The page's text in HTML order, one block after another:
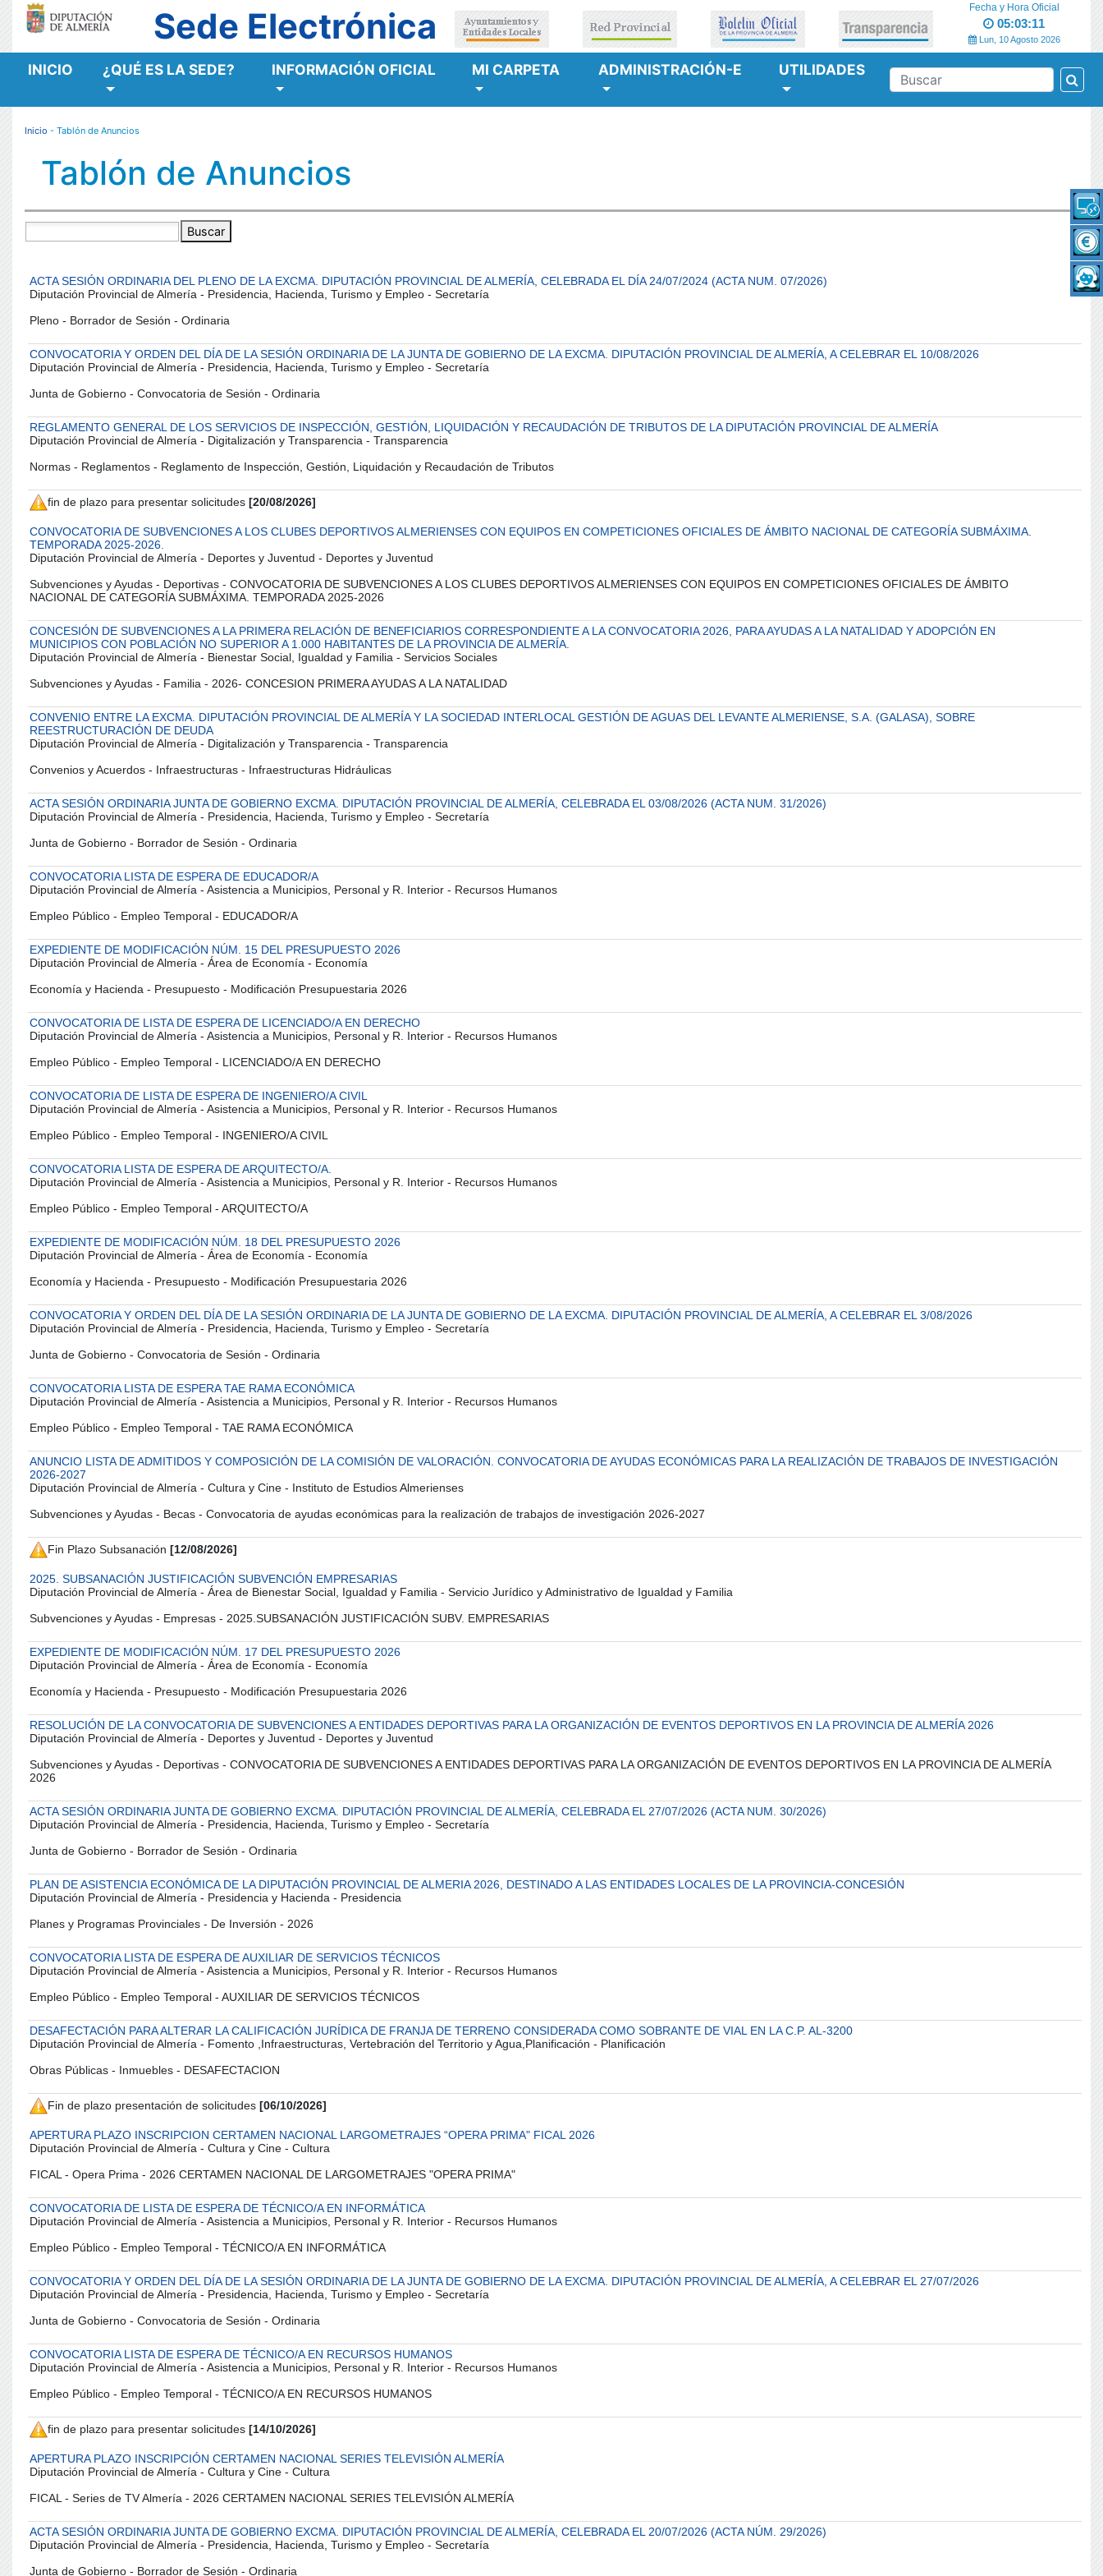
Sede Electrónica Fecha y Hora Oficial
05:03:12
Lun, 10 Agosto 2026
MENÚ RESPONSIVE
INICIO ¿QUÉ ES LA SEDE? INFORMACIÓN OFICIAL MI CARPETA ADMINISTRACIÓN-E UTILIDADES
BUSCAR
Inicio - Tablón de Anuncios
Tablón de Anuncios
Buscar
ACTA SESIÓN ORDINARIA DEL PLENO DE LA EXCMA. DIPUTACIÓN PROVINCIAL DE ALMERÍA, CELEBRADA EL DÍA 24/07/2024 (ACTA NUM. 07/2026)
Diputación Provincial de Almería - Presidencia, Hacienda, Turismo y Empleo - Secretaría
Pleno - Borrador de Sesión - Ordinaria
CONVOCATORIA Y ORDEN DEL DÍA DE LA SESIÓN ORDINARIA DE LA JUNTA DE GOBIERNO DE LA EXCMA. DIPUTACIÓN PROVINCIAL DE ALMERÍA, A CELEBRAR EL 10/08/2026
Diputación Provincial de Almería - Presidencia, Hacienda, Turismo y Empleo - Secretaría
Junta de Gobierno - Convocatoria de Sesión - Ordinaria
REGLAMENTO GENERAL DE LOS SERVICIOS DE INSPECCIÓN, GESTIÓN, LIQUIDACIÓN Y RECAUDACIÓN DE TRIBUTOS DE LA DIPUTACIÓN PROVINCIAL DE ALMERÍA
Diputación Provincial de Almería - Digitalización y Transparencia - Transparencia
Normas - Reglamentos - Reglamento de Inspección, Gestión, Liquidación y Recaudación de Tributos
fin de plazo para presentar solicitudes [20/08/2026]
CONVOCATORIA DE SUBVENCIONES A LOS CLUBES DEPORTIVOS ALMERIENSES CON EQUIPOS EN COMPETICIONES OFICIALES DE ÁMBITO NACIONAL DE CATEGORÍA SUBMÁXIMA.
TEMPORADA 2025-2026.
Diputación Provincial de Almería - Deportes y Juventud - Deportes y Juventud
Subvenciones y Ayudas - Deportivas - CONVOCATORIA DE SUBVENCIONES A LOS CLUBES DEPORTIVOS ALMERIENSES CON EQUIPOS EN COMPETICIONES OFICIALES DE ÁMBITO
NACIONAL DE CATEGORÍA SUBMÁXIMA. TEMPORADA 2025-2026
CONCESIÓN DE SUBVENCIONES A LA PRIMERA RELACIÓN DE BENEFICIARIOS CORRESPONDIENTE A LA CONVOCATORIA 2026, PARA AYUDAS A LA NATALIDAD Y ADOPCIÓN EN
MUNICIPIOS CON POBLACIÓN NO SUPERIOR A 1.000 HABITANTES DE LA PROVINCIA DE ALMERÍA.
Diputación Provincial de Almería - Bienestar Social, Igualdad y Familia - Servicios Sociales
Subvenciones y Ayudas - Familia - 2026- CONCESION PRIMERA AYUDAS A LA NATALIDAD
CONVENIO ENTRE LA EXCMA. DIPUTACIÓN PROVINCIAL DE ALMERÍA Y LA SOCIEDAD INTERLOCAL GESTIÓN DE AGUAS DEL LEVANTE ALMERIENSE, S.A. (GALASA), SOBRE
REESTRUCTURACIÓN DE DEUDA
Diputación Provincial de Almería - Digitalización y Transparencia - Transparencia
Convenios y Acuerdos - Infraestructuras - Infraestructuras Hidráulicas
ACTA SESIÓN ORDINARIA JUNTA DE GOBIERNO EXCMA. DIPUTACIÓN PROVINCIAL DE ALMERÍA, CELEBRADA EL 03/08/2026 (ACTA NUM. 31/2026)
Diputación Provincial de Almería - Presidencia, Hacienda, Turismo y Empleo - Secretaría
Junta de Gobierno - Borrador de Sesión - Ordinaria
CONVOCATORIA LISTA DE ESPERA DE EDUCADOR/A
Diputación Provincial de Almería - Asistencia a Municipios, Personal y R. Interior - Recursos Humanos
Empleo Público - Empleo Temporal - EDUCADOR/A
EXPEDIENTE DE MODIFICACIÓN NÚM. 15 DEL PRESUPUESTO 2026
Diputación Provincial de Almería - Área de Economía - Economía
Economía y Hacienda - Presupuesto - Modificación Presupuestaria 2026
CONVOCATORIA DE LISTA DE ESPERA DE LICENCIADO/A EN DERECHO
Diputación Provincial de Almería - Asistencia a Municipios, Personal y R. Interior - Recursos Humanos
Empleo Público - Empleo Temporal - LICENCIADO/A EN DERECHO
CONVOCATORIA DE LISTA DE ESPERA DE INGENIERO/A CIVIL
Diputación Provincial de Almería - Asistencia a Municipios, Personal y R. Interior - Recursos Humanos
Empleo Público - Empleo Temporal - INGENIERO/A CIVIL
CONVOCATORIA LISTA DE ESPERA DE ARQUITECTO/A.
Diputación Provincial de Almería - Asistencia a Municipios, Personal y R. Interior - Recursos Humanos
Empleo Público - Empleo Temporal - ARQUITECTO/A
EXPEDIENTE DE MODIFICACIÓN NÚM. 18 DEL PRESUPUESTO 2026
Diputación Provincial de Almería - Área de Economía - Economía
Economía y Hacienda - Presupuesto - Modificación Presupuestaria 2026
CONVOCATORIA Y ORDEN DEL DÍA DE LA SESIÓN ORDINARIA DE LA JUNTA DE GOBIERNO DE LA EXCMA. DIPUTACIÓN PROVINCIAL DE ALMERÍA, A CELEBRAR EL 3/08/2026
Diputación Provincial de Almería - Presidencia, Hacienda, Turismo y Empleo - Secretaría
Junta de Gobierno - Convocatoria de Sesión - Ordinaria
CONVOCATORIA LISTA DE ESPERA TAE RAMA ECONÓMICA
Diputación Provincial de Almería - Asistencia a Municipios, Personal y R. Interior - Recursos Humanos
Empleo Público - Empleo Temporal - TAE RAMA ECONÓMICA
ANUNCIO LISTA DE ADMITIDOS Y COMPOSICIÓN DE LA COMISIÓN DE VALORACIÓN. CONVOCATORIA DE AYUDAS ECONÓMICAS PARA LA REALIZACIÓN DE TRABAJOS DE INVESTIGACIÓN
2026-2027
Diputación Provincial de Almería - Cultura y Cine - Instituto de Estudios Almerienses
Subvenciones y Ayudas - Becas - Convocatoria de ayudas económicas para la realización de trabajos de investigación 2026-2027
Fin Plazo Subsanación [12/08/2026]
2025. SUBSANACIÓN JUSTIFICACIÓN SUBVENCIÓN EMPRESARIAS
Diputación Provincial de Almería - Área de Bienestar Social, Igualdad y Familia - Servicio Jurídico y Administrativo de Igualdad y Familia
Subvenciones y Ayudas - Empresas - 2025.SUBSANACIÓN JUSTIFICACIÓN SUBV. EMPRESARIAS
EXPEDIENTE DE MODIFICACIÓN NÚM. 17 DEL PRESUPUESTO 2026
Diputación Provincial de Almería - Área de Economía - Economía
Economía y Hacienda - Presupuesto - Modificación Presupuestaria 2026
RESOLUCIÓN DE LA CONVOCATORIA DE SUBVENCIONES A ENTIDADES DEPORTIVAS PARA LA ORGANIZACIÓN DE EVENTOS DEPORTIVOS EN LA PROVINCIA DE ALMERÍA 2026
Diputación Provincial de Almería - Deportes y Juventud - Deportes y Juventud
Subvenciones y Ayudas - Deportivas - CONVOCATORIA DE SUBVENCIONES A ENTIDADES DEPORTIVAS PARA LA ORGANIZACIÓN DE EVENTOS DEPORTIVOS EN LA PROVINCIA DE ALMERÍA
2026
ACTA SESIÓN ORDINARIA JUNTA DE GOBIERNO EXCMA. DIPUTACIÓN PROVINCIAL DE ALMERÍA, CELEBRADA EL 27/07/2026 (ACTA NUM. 30/2026)
Diputación Provincial de Almería - Presidencia, Hacienda, Turismo y Empleo - Secretaría
Junta de Gobierno - Borrador de Sesión - Ordinaria
PLAN DE ASISTENCIA ECONÓMICA DE LA DIPUTACIÓN PROVINCIAL DE ALMERIA 2026, DESTINADO A LAS ENTIDADES LOCALES DE LA PROVINCIA-CONCESIÓN
Diputación Provincial de Almería - Presidencia y Hacienda - Presidencia
Planes y Programas Provinciales - De Inversión - 2026
CONVOCATORIA LISTA DE ESPERA DE AUXILIAR DE SERVICIOS TÉCNICOS
Diputación Provincial de Almería - Asistencia a Municipios, Personal y R. Interior - Recursos Humanos
Empleo Público - Empleo Temporal - AUXILIAR DE SERVICIOS TÉCNICOS
DESAFECTACIÓN PARA ALTERAR LA CALIFICACIÓN JURÍDICA DE FRANJA DE TERRENO CONSIDERADA COMO SOBRANTE DE VIAL EN LA C.P. AL-3200
Diputación Provincial de Almería - Fomento ,Infraestructuras, Vertebración del Territorio y Agua,Planificación - Planificación
Obras Públicas - Inmuebles - DESAFECTACION
Fin de plazo presentación de solicitudes [06/10/2026]
APERTURA PLAZO INSCRIPCION CERTAMEN NACIONAL LARGOMETRAJES “OPERA PRIMA" FICAL 2026
Diputación Provincial de Almería - Cultura y Cine - Cultura
FICAL - Opera Prima - 2026 CERTAMEN NACIONAL DE LARGOMETRAJES "OPERA PRIMA"
CONVOCATORIA DE LISTA DE ESPERA DE TÉCNICO/A EN INFORMÁTICA
Diputación Provincial de Almería - Asistencia a Municipios, Personal y R. Interior - Recursos Humanos
Empleo Público - Empleo Temporal - TÉCNICO/A EN INFORMÁTICA
CONVOCATORIA Y ORDEN DEL DÍA DE LA SESIÓN ORDINARIA DE LA JUNTA DE GOBIERNO DE LA EXCMA. DIPUTACIÓN PROVINCIAL DE ALMERÍA, A CELEBRAR EL 27/07/2026
Diputación Provincial de Almería - Presidencia, Hacienda, Turismo y Empleo - Secretaría
Junta de Gobierno - Convocatoria de Sesión - Ordinaria
CONVOCATORIA LISTA DE ESPERA DE TÉCNICO/A EN RECURSOS HUMANOS
Diputación Provincial de Almería - Asistencia a Municipios, Personal y R. Interior - Recursos Humanos
Empleo Público - Empleo Temporal - TÉCNICO/A EN RECURSOS HUMANOS
fin de plazo para presentar solicitudes [14/10/2026]
APERTURA PLAZO INSCRIPCIÓN CERTAMEN NACIONAL SERIES TELEVISIÓN ALMERÍA
Diputación Provincial de Almería - Cultura y Cine - Cultura
FICAL - Series de TV Almería - 2026 CERTAMEN NACIONAL SERIES TELEVISIÓN ALMERÍA
ACTA SESIÓN ORDINARIA JUNTA DE GOBIERNO EXCMA. DIPUTACIÓN PROVINCIAL DE ALMERÍA, CELEBRADA EL 20/07/2026 (ACTA NÚM. 29/2026)
Diputación Provincial de Almería - Presidencia, Hacienda, Turismo y Empleo - Secretaría
Junta de Gobierno - Borrador de Sesión - Ordinaria